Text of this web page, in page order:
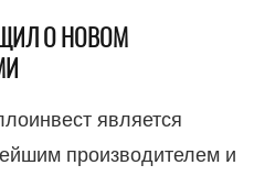
О НОВОМ
является
производителем и